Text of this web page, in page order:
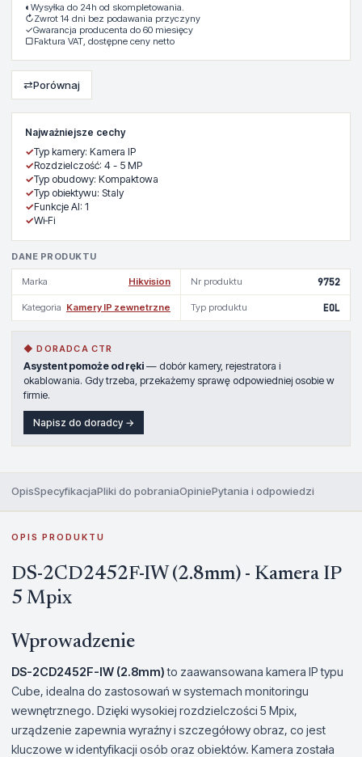
Najważniejsze cechy
✓Typ kamery: Kamera IP
✓Rozdzielczość: 4 - 5 MP
✓Typ obudowy: Kompaktowa
✓Typ obiektywu: Staly
✓Funkcje AI: 1
✓Wi‑Fi
DANE PRODUKTU
Marka Hikvision Nr produktu 9752
Kategoria Kamery IP zewnetrzne Typ produktu EOL
◆ DORADCA CTR
Asystent pomoże od ręki — dobór kamery, rejestratora i
okablowania. Gdy trzeba, przekażemy sprawę odpowiedniej osobie w
firmie.
Napisz do doradcy →
◐ Wysyłka do 24h od skompletowania.
↻Zwrot 14 dni bez podawania przyczyny
✓Gwarancja producenta do 60 miesięcy
▢Faktura VAT, dostępne ceny netto
⇄Porównaj
OpisSpecyfikacjaPliki do pobraniaOpiniePytania i odpowiedzi
OPIS PRODUKTU
DS-2CD2452F-IW (2.8mm) - Kamera IP
5 Mpix
Wprowadzenie
DS-2CD2452F-IW (2.8mm)to zaawansowana kamera IP typu
Cube, idealna do zastosowań w systemach monitoringu
wewnętrznego. Dzięki wysokiej rozdzielczości 5 Mpix,
urządzenie zapewnia wyraźny i szczegółowy obraz, co jest
kluczowe w identyfikacji osób oraz obiektów. Kamera została